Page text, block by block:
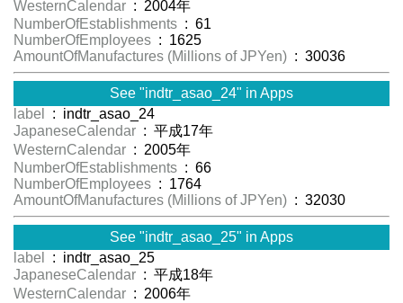
WesternCalendar : 2004年
NumberOfEstablishments : 61
NumberOfEmployees : 1625
AmountOfManufactures (Millions of JPYen) : 30036
See "indtr_asao_24" in Apps
label
: indtr_asao_24
JapaneseCalendar : 平成17年
WesternCalendar : 2005年
NumberOfEstablishments : 66
NumberOfEmployees : 1764
AmountOfManufactures (Millions of JPYen) : 32030
See "indtr_asao_25" in Apps
label
: indtr_asao_25
JapaneseCalendar : 平成18年
WesternCalendar : 2006年